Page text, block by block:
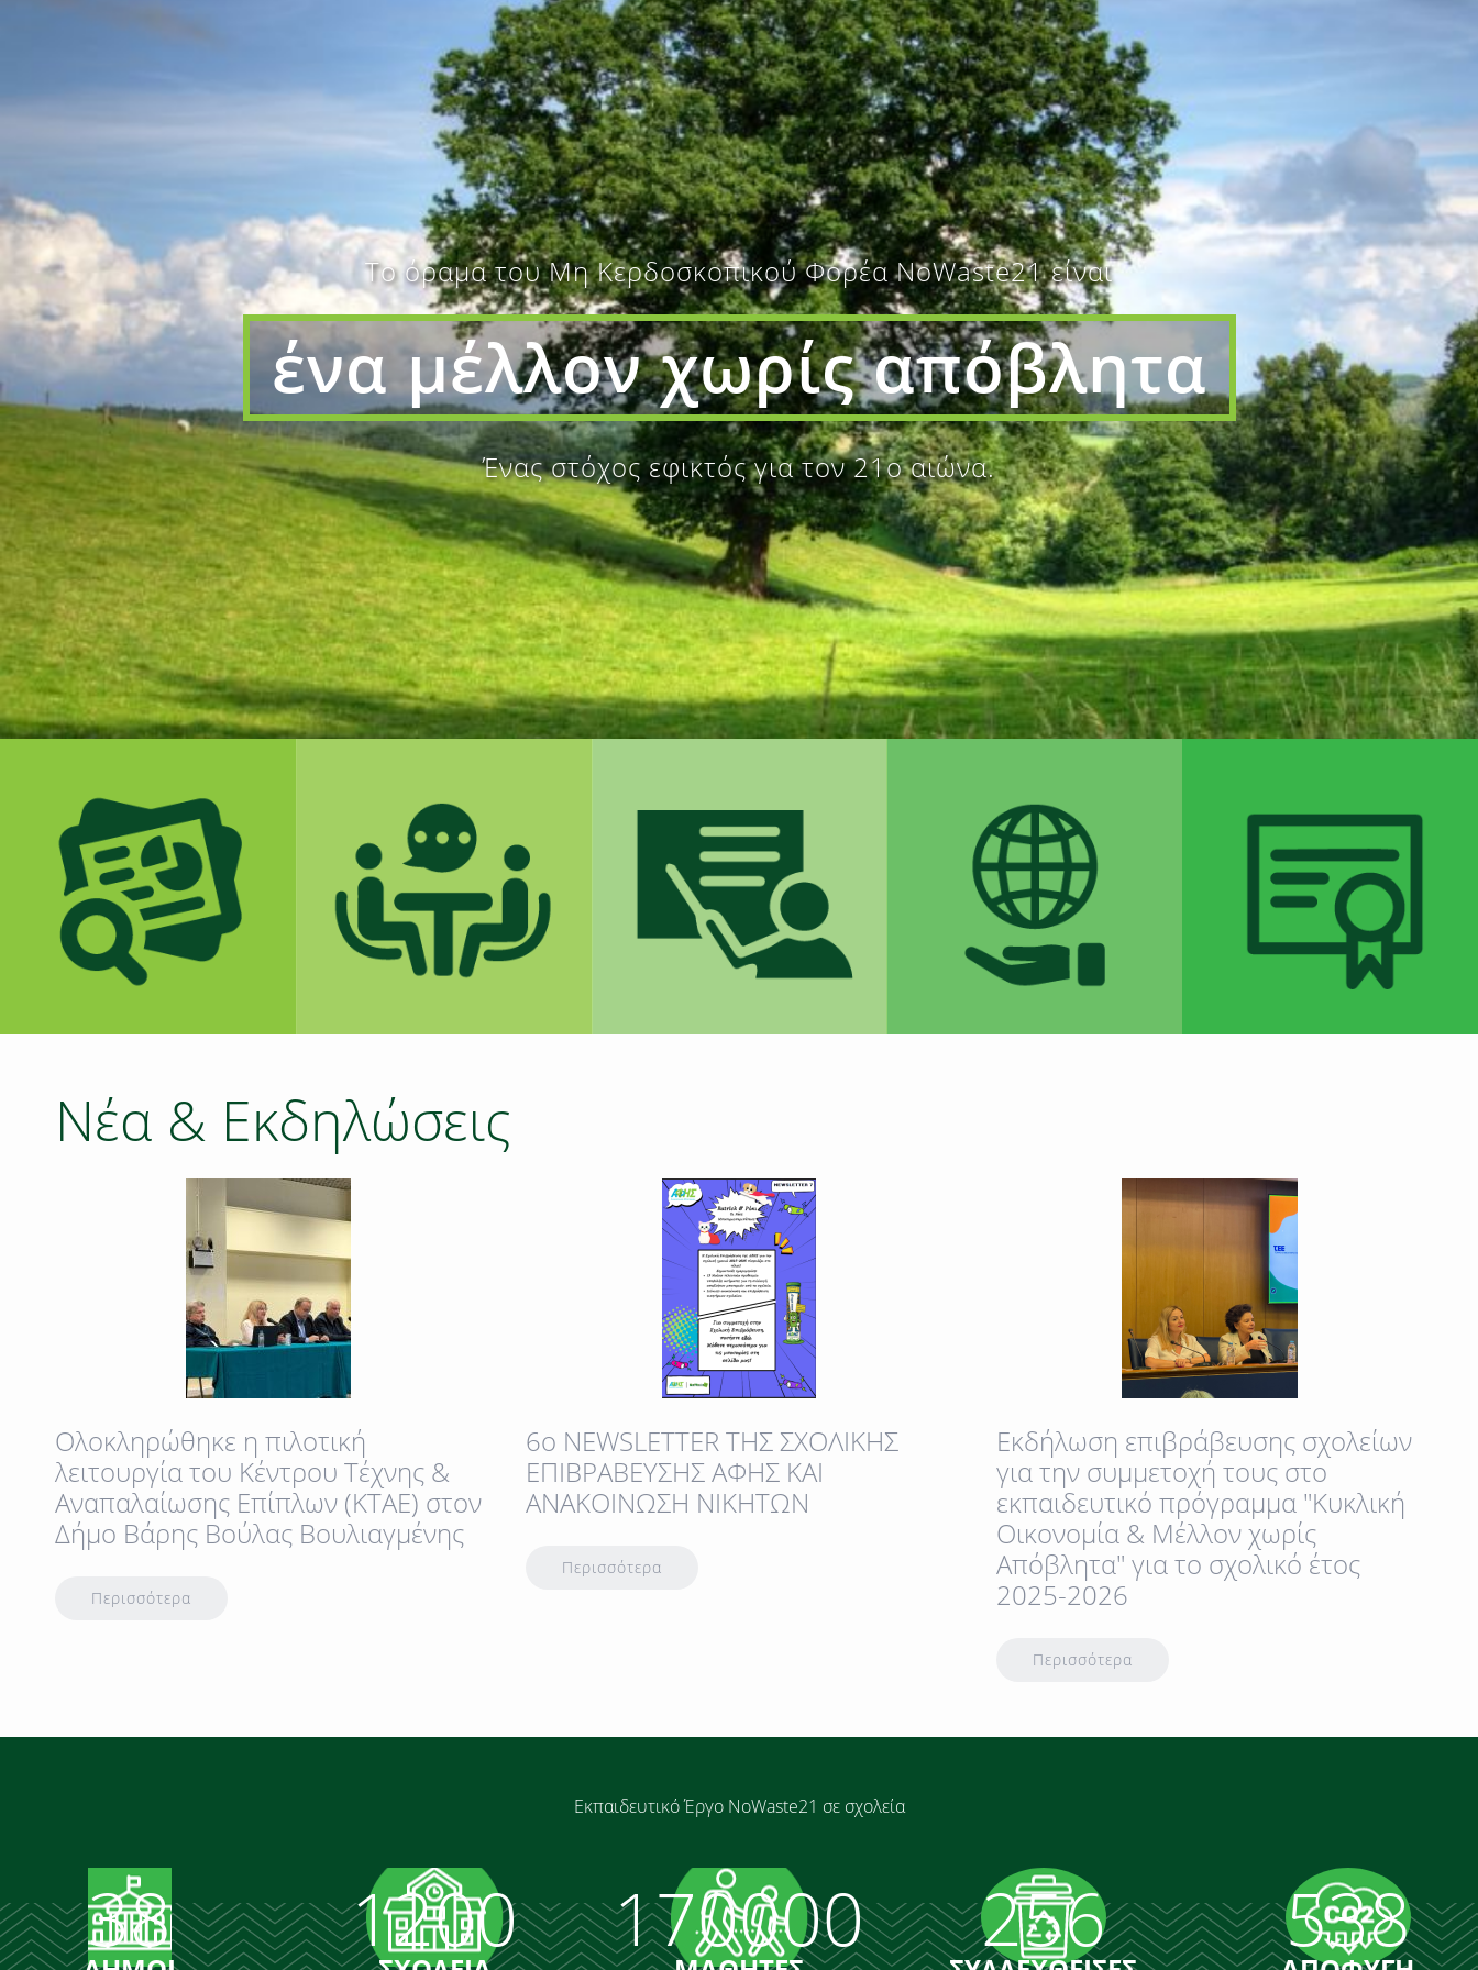
ΑΡΧΙΚΗ ΠΟΙΟΙ ΕΙΜΑΣΤΕ ΚΥΚΛΙΚΗ ΟΙΚΟΝΟΜΙΑ ΔΡΑΣΕΙΣ
Tο όραμα του Μη Κερδοσκοπικού Φορέα ΝoWaste21 είναι
ένα μέλλον χωρίς απόβλητα
Ένας στόχος εφικτός για τον 21ο αιώνα.
01
Έρευνα
δράσεις
02
Συμβουλευτική
δράσεις
03
Εκπαίδευση
δράσεις
04
Εταιρική
Κοινωνική
Ευθύνη
δράσεις
05
Πιστοποίηση
Zero Waste
δράσεις
Νέα & Εκδηλώσεις
Oλοκληρώθηκε η πιλοτική
λειτουργία του Κέντρου Τέχνης &
Αναπαλαίωσης Επίπλων (ΚΤΑΕ) στον
Δήμο Βάρης Βούλας Βουλιαγμένης
Περισσότερα
6o NEWSLETTER TΗΣ ΣΧΟΛΙΚΗΣ
ΕΠΙΒΡΑΒΕΥΣΗΣ ΑΦΗΣ ΚΑΙ
ΑΝΑΚΟΙΝΩΣΗ ΝΙΚΗΤΩΝ
Περισσότερα
Εκδήλωση επιβράβευσης σχολείων
για την συμμετοχή τους στο
εκπαιδευτικό πρόγραμμα "Κυκλική
Οικονομία & Μέλλον χωρίς
Απόβλητα" για το σχολικό έτος
2025-2026
Περισσότερα
Εκπαιδευτικό Έργο NoWaste21 σε σχολεία
38 1200 170000 256 538